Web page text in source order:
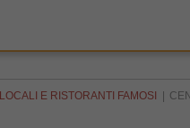
LOCALI E RISTORANTI FAMOSI